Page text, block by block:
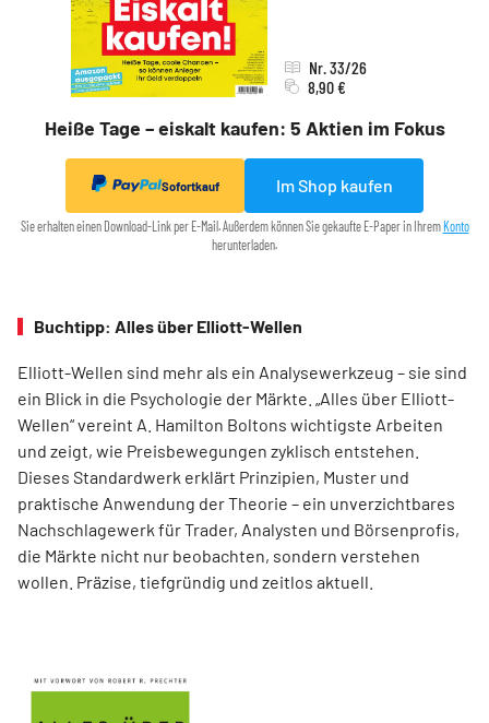
Heiße Tage – eiskalt kaufen: 5 Aktien im Fokus
Nr. 33/26
8,90 €
Sofortkauf Im Shop kaufen
Sie erhalten einen Download-Link per E-Mail. Außerdem können Sie gekaufte E-Paper in Ihrem Konto
herunterladen.
Buchtipp: Alles über Elliott-Wellen
Elliott-Wellen sind mehr als ein Analysewerkzeug – sie sind
ein Blick in die Psychologie der Märkte. „Alles über Elliott-
Wellen“ vereint A. Hamilton Boltons wichtigste Arbeiten
und zeigt, wie Preisbewegungen zyklisch entstehen.
Dieses Standardwerk erklärt Prinzipien, Muster und
praktische Anwendung der Theorie – ein unverzichtbares
Nachschlagewerk für Trader, Analysten und Börsenprofis,
die Märkte nicht nur beobachten, sondern verstehen
wollen. Präzise, tiefgründig und zeitlos aktuell.